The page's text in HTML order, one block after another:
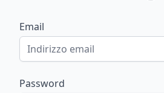
Email
Password